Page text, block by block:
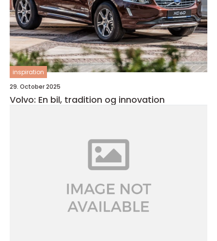
inspiration
29. October 2025
Volvo: En bil, tradition og innovation